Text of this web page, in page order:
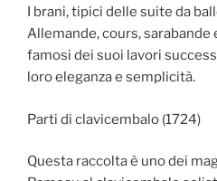
I brani, tipici delle suite da
Allemande, cours, sarabande
famosi dei suoi lavori
loro eleganza e semplicità.
Parti di clavicembalo (1724)
Questa raccolta è uno dei